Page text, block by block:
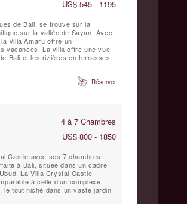
US$ 545 - 1195
de Bali, se trouve sur la
sur la vallée de Sayan. Avec
Villa Amaru offre un
vacances. La villa offre une vue
Bali et les rizières en terrasses.
Réserver
4 à 7 Chambres
US$ 800 - 1850
Castle avec ses 7 chambres
à Bali, située dans un cadre
La Villa Crystal Castle
à celle d’un complexe
le tout niché dans un vaste jardin